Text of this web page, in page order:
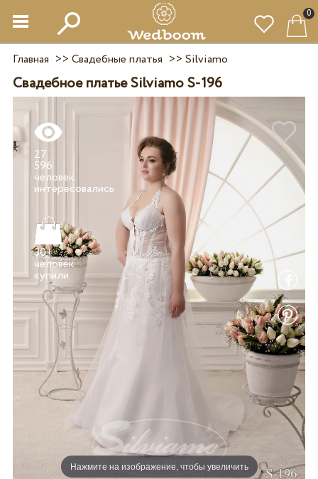
0
Главная >> Свадебные платья >> Silviamo
Свадебное платье Silviamo S-196
Нажмите на изображение, чтобы увеличить
27
596
человек
30+
человек